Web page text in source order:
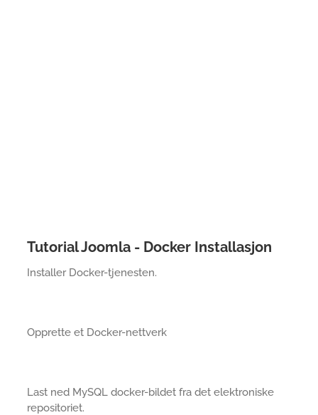
Tutorial Joomla - Docker Installasjon
Installer Docker-tjenesten.
Opprette et Docker-nettverk
Last ned MySQL docker-bildet fra det elektroniske
repositoriet.